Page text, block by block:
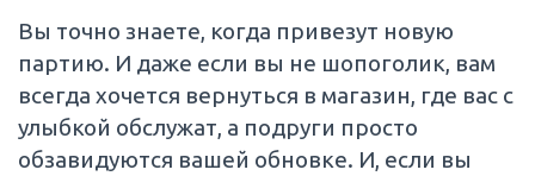
Вы точно знаете, когда привезут новую
партию. И даже если вы не шопоголик, вам
всегда хочется вернуться в магазин, где вас с
улыбкой обслужат, а подруги просто
обзавидуются вашей обновке. И, если вы